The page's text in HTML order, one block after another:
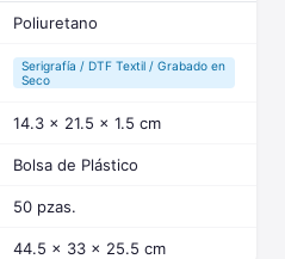
Poliuretano
Serigrafía / DTF Textil / Grabado en
Seco
14.3 x 21.5 x 1.5 cm
Bolsa de Plástico
50 pzas.
44.5 x 33 x 25.5 cm